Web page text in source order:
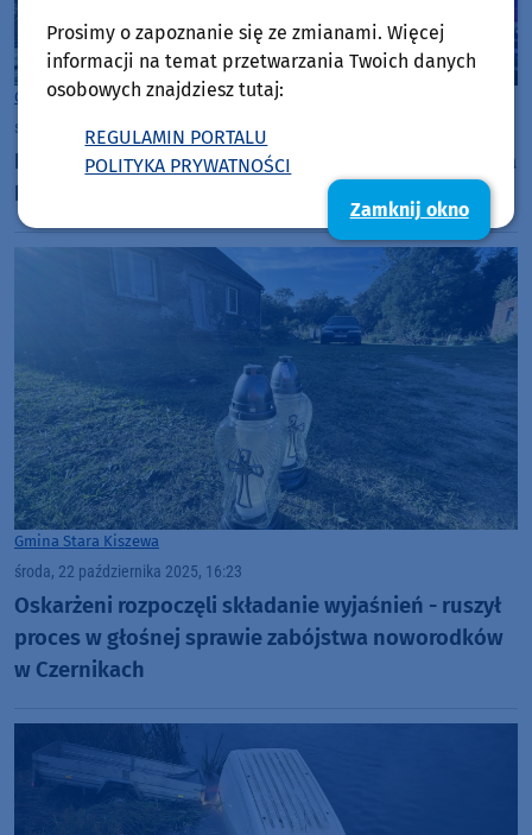
Gmina Stara Kiszewa
sobota, 29 listopada 2025, 10:39
Pożar budynku w miejscowości Lipy w gminie Stara
Kiszewa. Straty wyceniono na ponad 300 tys. zł
Gmina Stara Kiszewa
środa, 22 października 2025, 16:23
Oskarżeni rozpoczęli składanie wyjaśnień - ruszył
proces w głośnej sprawie zabójstwa noworodków
w Czernikach
Prosimy o zapoznanie się ze zmianami. Więcej
informacji na temat przetwarzania Twoich danych
osobowych znajdziesz tutaj:
REGULAMIN PORTALU
POLITYKA PRYWATNOŚCI
Zamknij okno